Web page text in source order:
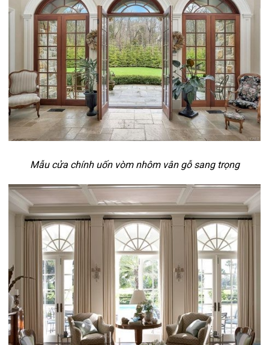
Mẫu cửa chính uốn vòm nhôm vân gỗ sang trọng